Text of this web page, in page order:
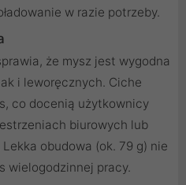
w razie potrzeby.
że mysz jest wygodna
i leworęcznych. Ciche
co docenią użytkownicy
biurowych lub
obudowa (ok. 79 g) nie
wielogodzinnej pracy.